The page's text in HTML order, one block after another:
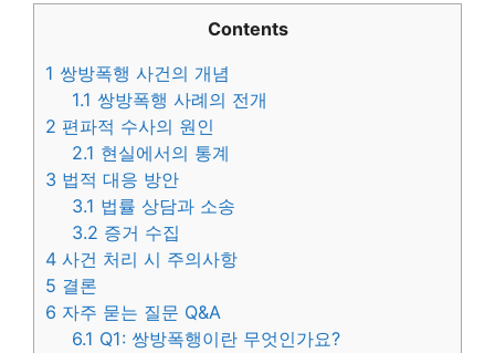
Contents
1 쌍방폭행 사건의 개념
1.1 쌍방폭행 사례의 전개
2 편파적 수사의 원인
2.1 현실에서의 통계
3 법적 대응 방안
3.1 법률 상담과 소송
3.2 증거 수집
4 사건 처리 시 주의사항
5 결론
6 자주 묻는 질문 Q&A
6.1 Q1: 쌍방폭행이란 무엇인가요?